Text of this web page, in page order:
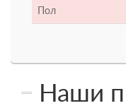
Пол
Наши